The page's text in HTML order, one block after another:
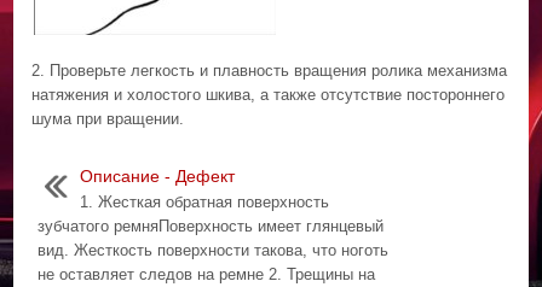
2. Проверьте легкость и плавность вращения ролика механизма
натяжения и холостого шкива, а также отсутствие постороннего
шума при вращении.
Описание - Дефект
1. Жесткая обратная поверхность
зубчатого ремняПоверхность имеет глянцевый
вид. Жесткость поверхности такова, что ноготь
не оставляет следов на ремне 2. Трещины на